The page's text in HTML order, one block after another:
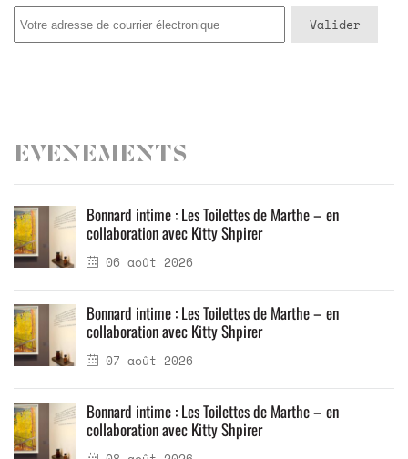
Evenements
06 août 2026
Bonnard intime : Les Toilettes de Marthe – en
collaboration avec Kitty Shpirer
07 août 2026
Bonnard intime : Les Toilettes de Marthe – en
collaboration avec Kitty Shpirer
Bonnard intime : Les Toilettes de Marthe – en
collaboration avec Kitty Shpirer